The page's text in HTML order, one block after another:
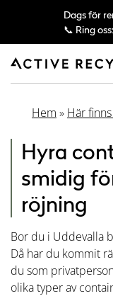
Dags för
📞 Ring oss:
Hem » Här
Hyra
smidig
röjning
Bor du i Uddevalla
Då har du kommit
du som
olika typer av